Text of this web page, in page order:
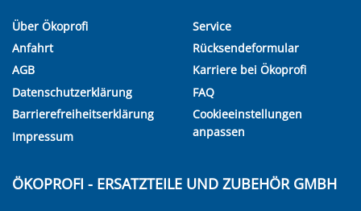
Über Ökoprofi
Anfahrt
AGB
Datenschutzerklärung
Barrierefreiheitserklärung
Impressum
Service
Rücksendeformular
Karriere bei Ökoprofi
FAQ
Cookieeinstellungen
anpassen
ÖKOPROFI - ERSATZTEILE UND ZUBEHÖR GMBH